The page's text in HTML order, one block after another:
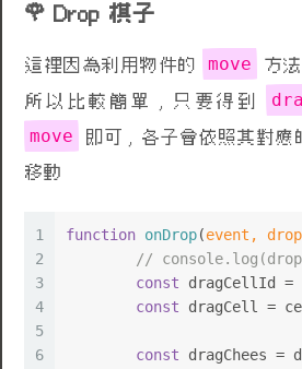
Drop 棋子
這裡因為利用物件的 move
方
所以比較簡單 , 只要得到
move
即可 , 各子會依照其對應
移動
1
2
3
4
5
6
function onDrop(event,
//
const dragCellId =
const dragCell =
const dragChees =